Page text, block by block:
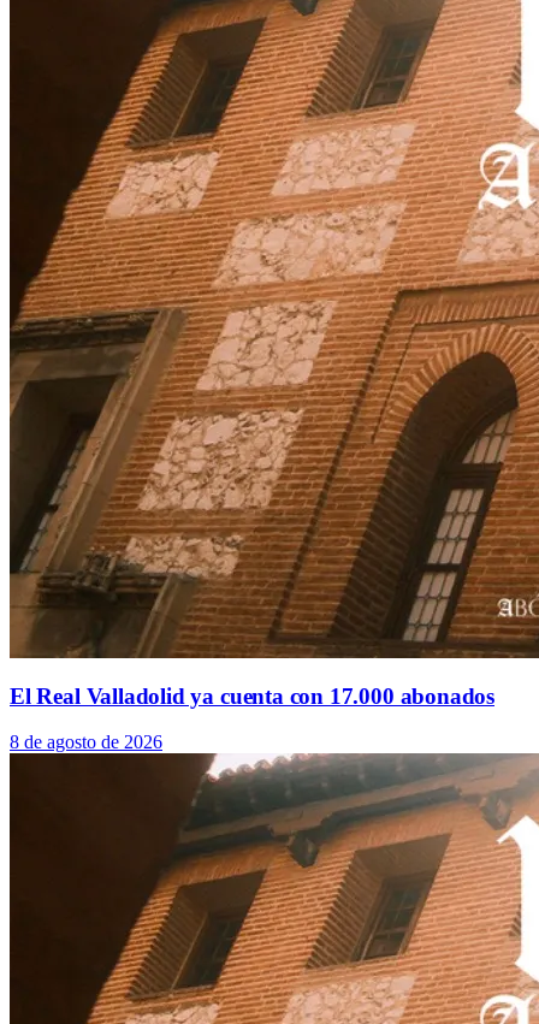
El Real Valladolid ya cuenta con 17.000 abonados
8 de agosto de 2026